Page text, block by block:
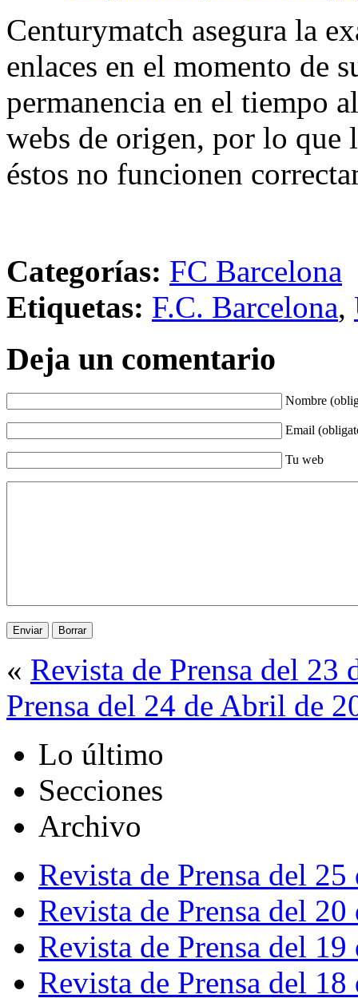
Centurymatch asegura la
enlaces en el momento de
permanencia en el tiempo
webs de origen, por lo que
éstos no funcionen
Categorías: FC Barcelona
Etiquetas: F.C. Barcelona,
Deja un comentario
Nombre
Email
Tu web
« Revista de Prensa del 23
Prensa del 24 de Abril de
Lo último
Secciones
Archivo
Revista de Prensa del
Revista de Prensa del
Revista de Prensa del
Revista de Prensa del